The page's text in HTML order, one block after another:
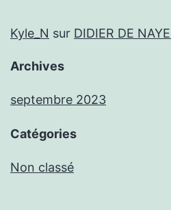
Kyle_N sur DIDIER DE
Archives
septembre 2023
Catégories
Non classé